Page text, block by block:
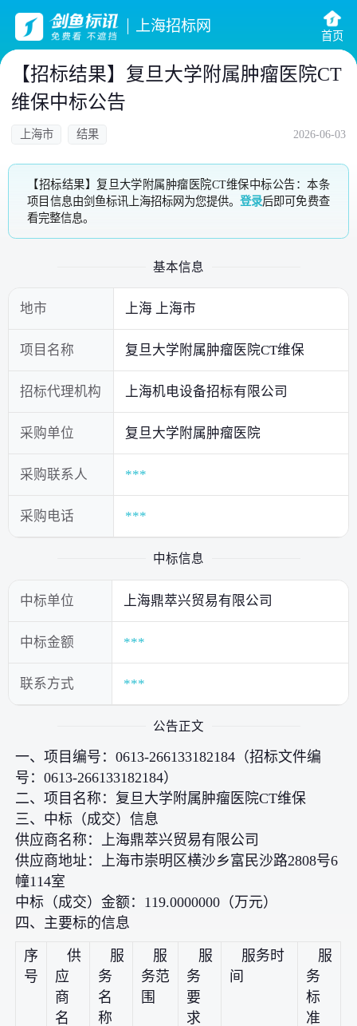
上海招标网
首页
【招标结果】复旦大学附属肿瘤医院CT
维保中标公告
上海市 结果 2026-06-03
【招标结果】复旦大学附属肿瘤医院CT维保中标公告：本条
项目信息由剑鱼标讯上海招标网为您提供。登录后即可免费查
看完整信息。
基本信息
地市 上海 上海市
项目名称 复旦大学附属肿瘤医院CT维保
招标代理机构 上海机电设备招标有限公司
采购单位 复旦大学附属肿瘤医院
采购联系人 ***
采购电话 ***
中标信息
中标单位 上海鼎萃兴贸易有限公司
中标金额 ***
联系方式 ***
公告正文
一、项目编号：0613-266133182184（招标文件编
号：0613-266133182184）
二、项目名称：复旦大学附属肿瘤医院CT维保
三、中标（成交）信息
供应商名称：上海鼎萃兴贸易有限公司
供应商地址：上海市崇明区横沙乡富民沙路2808号6
幢114室
中标（成交）金额：119.0000000（万元）
四、主要标的信息
序
号
供
应
商
名
服
务
名
称
服
务范
围
服
务
要
求
服务时
间
服
务
标
准